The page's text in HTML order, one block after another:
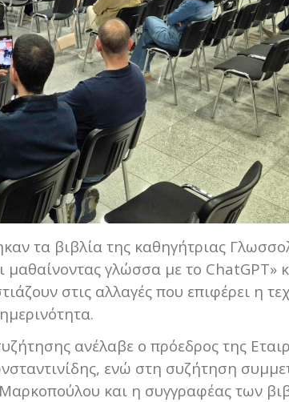
τα βιβλία της καθηγήτριας
μαθαίνοντας γλώσσα με το ChatGPT»
στις αλλαγές που επιφέρει η
ανέλαβε ο πρόεδρος της
ενώ στη συζήτηση
και η συγγραφέας των